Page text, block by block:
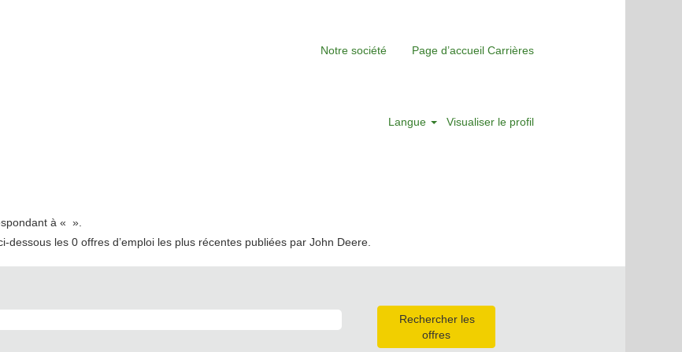
Notre société Page d’accueil Carrières
Langue Visualiser le profil
à « ».
les 0 offres d’emploi les plus récentes publiées par John Deere.